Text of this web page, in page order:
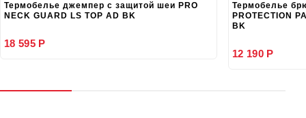
Термобелье джемпер с защитой шеи PRO
NECK GUARD LS TOP AD BK
18 595 Р
Термобелье
PROTECTION
BK
12 190 Р